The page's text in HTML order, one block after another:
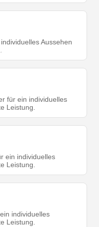
Aussehen
für ein individuelles
Leistung.
ein individuelles
Leistung.
individuelles
Leistung.